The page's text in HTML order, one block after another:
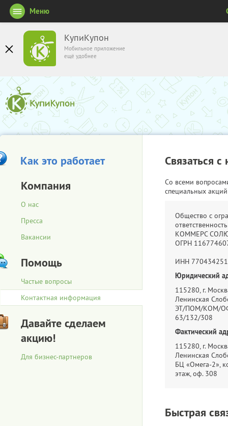
КупиКупон
Мобильное приложение
ещё удобнее
Меню
Как это работает
Компания
О нас
Пресса
Вакансии
Помощь
Частые вопросы
Контактная информация
Давайте сделаем
акцию!
Для бизнес-партнеров
Связаться с
Со всеми
специальных
Общество с
КОММЕРС
ОГРН
ИНН
Юридический
115280, г.
Ленинская
ЭТ/ПОМ/КОМ/
63/132/308
Фактический
115280, г.
Ленинская
БЦ «Омега-2»,
этаж, оф. 308
Быстрая